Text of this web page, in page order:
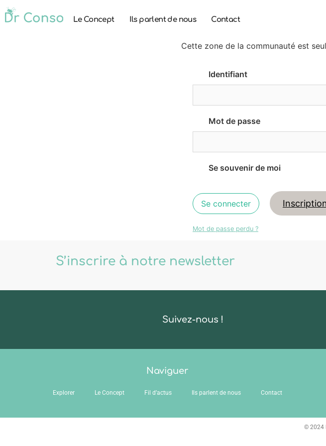
Le Concept Ils parlent de nous Contact
Cette zone de la communauté est
Identifiant
Mot de passe
Se souvenir de moi
Mot de passe perdu ?
S’inscrire à notre newsletter
Suivez-nous !
Naviguer
Explorer Le Concept Fil d’actus Ils parlent de nous Contact
© 2024